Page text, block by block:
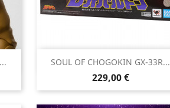
SOUL OF CHOGOKIN GX-33R...
Prix
229,00 €
 Aperçu rapide